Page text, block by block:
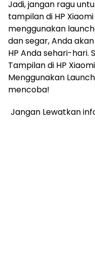
Jadi, jangan ragu
tampilan di HP
menggunakan
dan segar, Anda
HP Anda sehari-hari.
Tampilan di HP
Menggunakan
mencoba!
Jangan Lewatkan